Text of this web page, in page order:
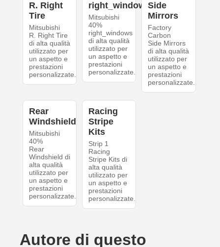
R. Right
Tire
Mitsubishi
R. Right Tire
di alta qualità
utilizzato per
un aspetto e
prestazioni
personalizzate.
right_windows
Mitsubishi
40%
right_windows
di alta qualità
utilizzato per
un aspetto e
prestazioni
personalizzate.
Side
Mirrors
Factory
Carbon
Side Mirrors
di alta qualità
utilizzato per
un aspetto e
prestazioni
personalizzate.
Rear
Windshield
Mitsubishi
40%
Rear
Windshield di
alta qualità
utilizzato per
un aspetto e
prestazioni
personalizzate.
Racing
Stripe
Kits
Strip 1
Racing
Stripe Kits di
alta qualità
utilizzato per
un aspetto e
prestazioni
personalizzate.
Autore di questo